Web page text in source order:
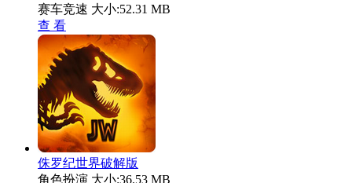
赛车竞速 大小:52.31 MB
查 看
侏罗纪世界破解版
角色扮演 大小:36.53 MB